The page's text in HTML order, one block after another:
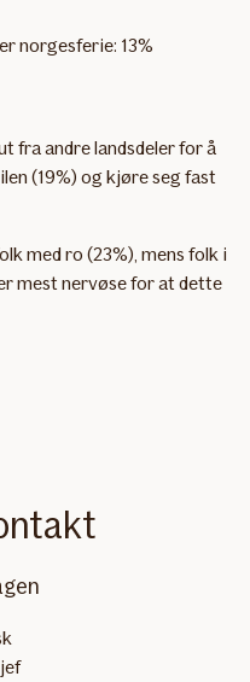
norgesferie: 13%
fra andre landsdeler for å
(19%) og kjøre seg fast
med ro (23%), mens folk i
mest nervøse for at dette